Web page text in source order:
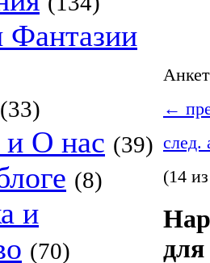
(33)
О нас (39)
(8)
и
(70)
←
след.
(14